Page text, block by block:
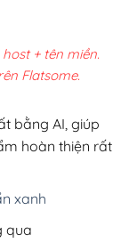
hiện+ tên miền.
Flatsome.
bằng AI, giúp
hoàn thiện rất
xanh
qua